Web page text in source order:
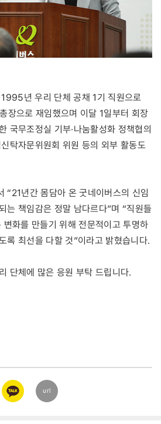
년 우리 단체 공채 1기 직원으로
장으로 재임했으며 이달 1일부터 회장
국무조정실 기부·나눔활성화 정책협의
탁자문위원회 위원 등의 외부 활동도
“21년간 몸담아 온 굿네이버스의 신임
는 책임감은 정말 남다르다”며 “직원들
화를 만들기 위해 전문적이고 투명하
록 최선을 다할 것”이라고 밝혔습니다.
단체에 많은 응원 부탁 드립니다.
카카오
링크
url